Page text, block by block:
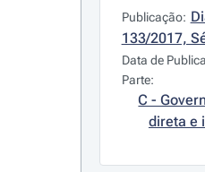
Publicação:
133/2017,
Data de
Parte:
C -
direta e